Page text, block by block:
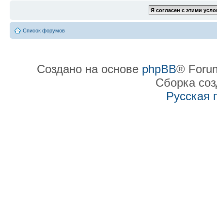
Список форумов
Создано на основе phpBB®
Сборка
Русская